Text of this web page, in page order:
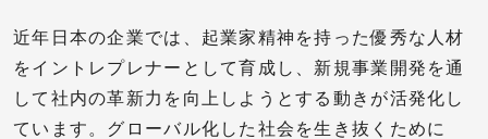
近年日本の企業では、起業家精神を持った優秀な人材
をイントレプレナーとして育成し、新規事業開発を通
して社内の革新力を向上しようとする動きが活発化し
ています。グローバル化した社会を生き抜くために